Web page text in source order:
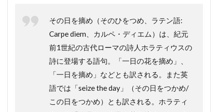
その日を摘め（そのひをつめ、ラテン語:
Carpe diem、カルペ・ディエム）は、紀元
前1世紀の古代ローマの詩人ホラティウスの
詩に登場する語句。「一日の花を摘め」、
「一日を摘め」などとも訳される。また英
語では「seize the day」（その日をつかめ/
この日をつかめ）とも訳される。ホラティ